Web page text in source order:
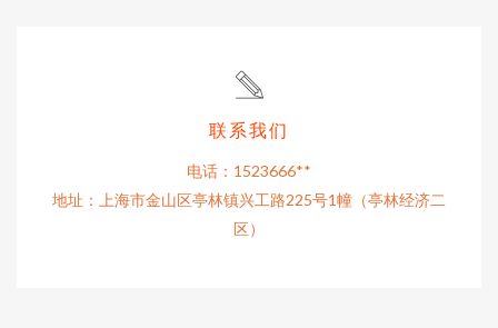
联系我们
电话：1523666**
地址：上海市金山区亭林镇兴工路225号1幢（亭林经济二
区）